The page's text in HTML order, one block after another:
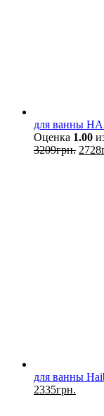
для ванны
Оценка 1.00
3209грн. 2728
для ванны
2335грн.